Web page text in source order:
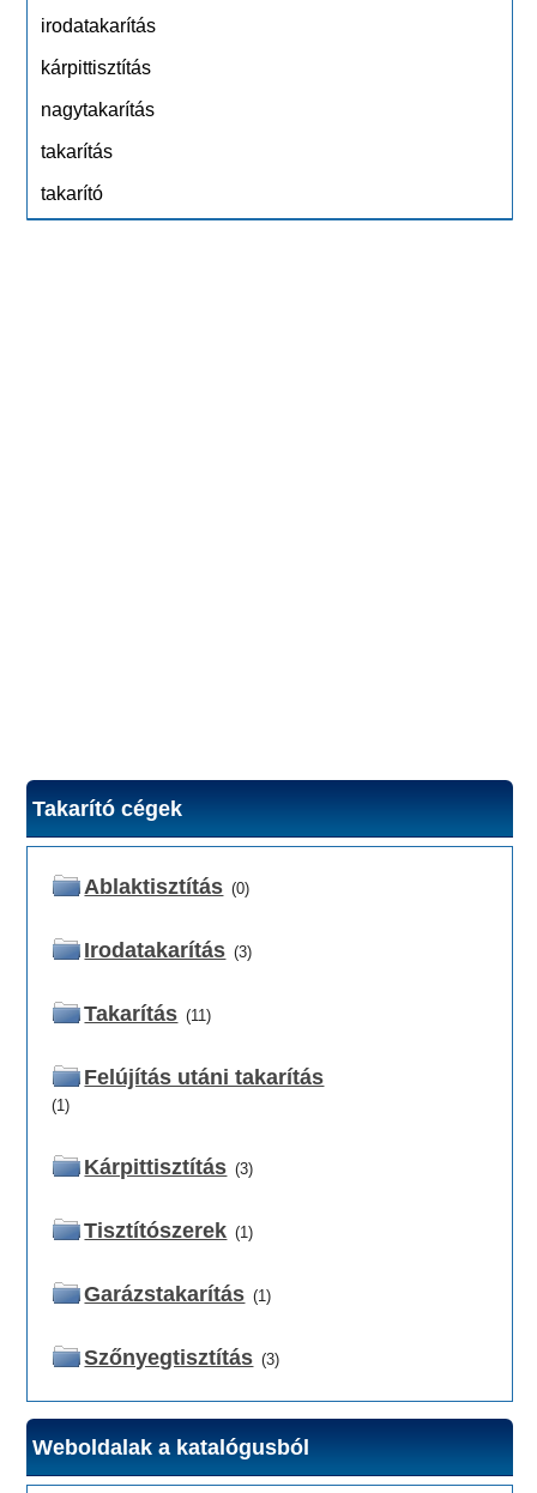
irodatakarítás
kárpittisztítás
nagytakarítás
takarítás
takarító
Takarító cégek
Ablaktisztítás (0)
Irodatakarítás (3)
Takarítás (11)
Felújítás utáni takarítás
(1)
Kárpittisztítás (3)
Tisztítószerek (1)
Garázstakarítás (1)
Szőnyegtisztítás (3)
Weboldalak a katalógusból